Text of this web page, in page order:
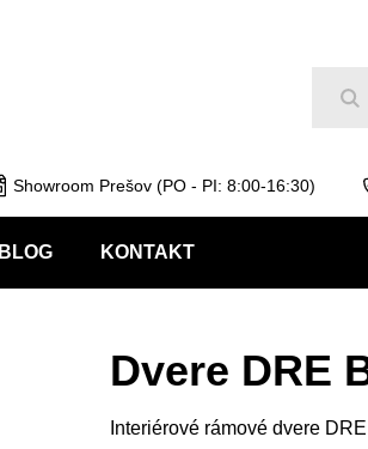
BLOG KONTAKT
Showroom Prešov (PO - PI: 8:00-16:30)
Dvere DRE
Interiérové rámové dvere